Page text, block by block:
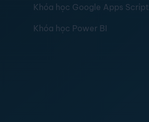
Khóa học Google Apps Script
Khóa học Power BI